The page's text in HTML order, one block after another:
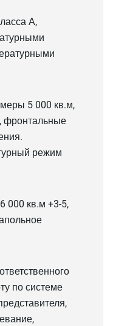
А,
5 000 кв.м,
фронтальные
режим
000 кв.м +3-5,
по системе